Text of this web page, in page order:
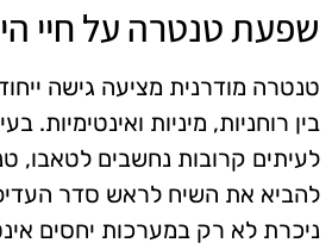
שפעת טנטרה על חיי
טנטרה מודרנית מציעה גישה
בין רוחניות, מיניות ואינטימיות.
לעיתים קרובות נחשבים לטאבו,
להביא את השיח לראש סדר
ניכרת לא רק במערכות יחסים